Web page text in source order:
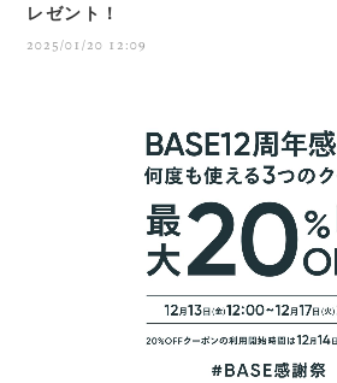
レゼント！
2025/01/20 12:09